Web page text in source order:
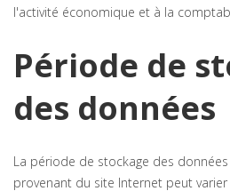
l'activité économique et à la
Période de
des données
La période de stockage des
provenant du site Internet peut